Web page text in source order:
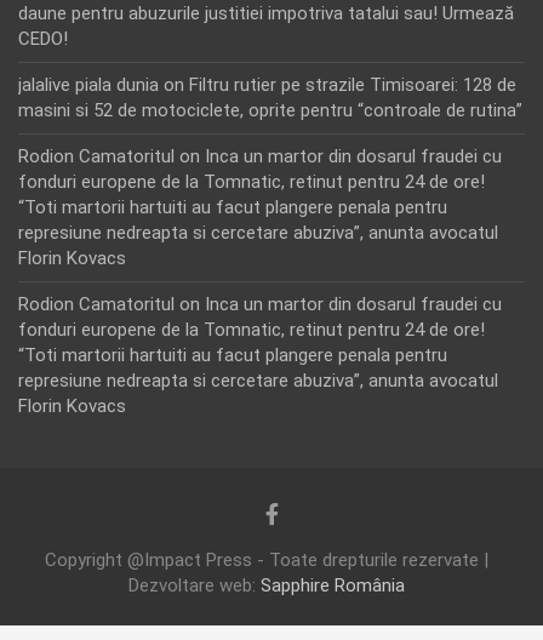
daune pentru abuzurile justitiei impotriva tatalui sau! Urmează
CEDO!
jalalive piala dunia on Filtru rutier pe strazile Timisoarei: 128 de
masini si 52 de motociclete, oprite pentru “controale de rutina”
Rodion Camatoritul on Inca un martor din dosarul fraudei cu
fonduri europene de la Tomnatic, retinut pentru 24 de ore!
“Toti martorii hartuiti au facut plangere penala pentru
represiune nedreapta si cercetare abuziva”, anunta avocatul
Florin Kovacs
Rodion Camatoritul on Inca un martor din dosarul fraudei cu
fonduri europene de la Tomnatic, retinut pentru 24 de ore!
“Toti martorii hartuiti au facut plangere penala pentru
represiune nedreapta si cercetare abuziva”, anunta avocatul
Florin Kovacs
Copyright @Impact Press - Toate drepturile rezervate |
Dezvoltare web: Sapphire România